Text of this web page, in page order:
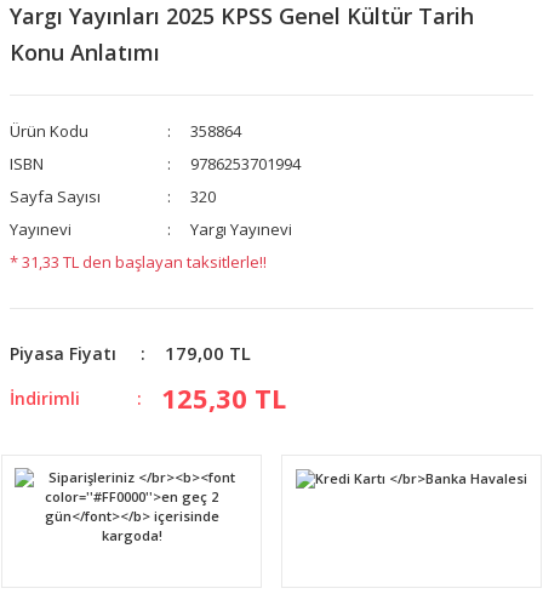
Yargı Yayınları 2025 KPSS Genel Kültür Tarih
Konu Anlatımı
Ürün Kodu
358864
ISBN
9786253701994
Sayfa Sayısı
320
Yayınevi
Yargı Yayınevi
* 31,33 TL den başlayan taksitlerle!!
Piyasa Fiyatı 179,00 TL
İndirimli 125,30 TL